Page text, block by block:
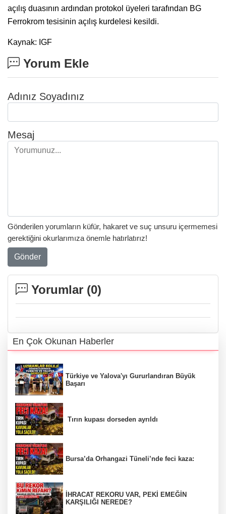
açılış duasının ardından protokol üyeleri tarafından BG
Ferrokrom tesisinin açılış kurdelesi kesildi.
Kaynak: IGF
Yorum Ekle
Adınız Soyadınız
Mesaj
Gönderilen yorumların küfür, hakaret ve suç unsuru içermemesi
gerektiğini okurlarımıza önemle hatırlatırız!
Gönder
Yorumlar (0)
En Çok Okunan Haberler
Türkiye ve Yalova'yı Gururlandıran Büyük
Başarı
Tırın kupası dorseden ayrıldı
Bursa’da Orhangazi Tüneli’nde feci kaza:
İHRACAT REKORU VAR, PEKİ EMEĞİN
KARŞILIĞI NEREDE?